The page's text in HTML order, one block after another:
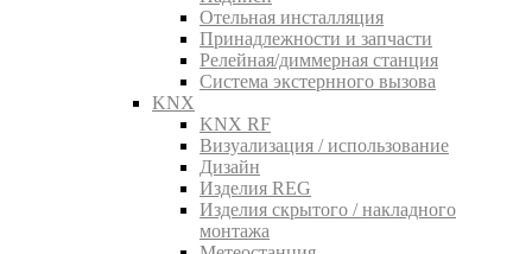
Отельная инсталляция
Принадлежности и запчасти
Релейная/диммерная станция
Система экстернного вызова
KNX
KNX RF
Визуализация / использование
Дизайн
Изделия REG
Изделия скрытого / накладного
монтажа